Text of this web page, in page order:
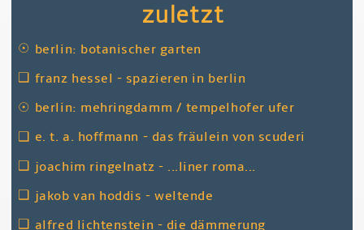
zuletzt
☉ berlin: botanischer garten
❑ franz hessel - spazieren in berlin
☉ berlin: mehringdamm / tempelhofer ufer
❑ e. t. a. hoffmann - das fräulein von scuderi
❑ joachim ringelnatz - ...liner roma...
❑ jakob van hoddis - weltende
❑ alfred lichtenstein - die dämmerung